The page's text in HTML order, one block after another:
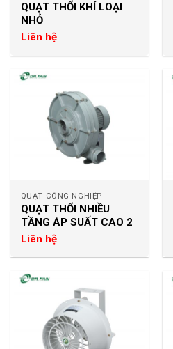
QUẠT THỔI KHÍ LOẠI
NHỎ
Liên hệ
QUẠT CÔNG NGHIỆP
QUẠT THỔI NHIỀU
TẦNG ÁP SUẤT CAO 2
Liên hệ